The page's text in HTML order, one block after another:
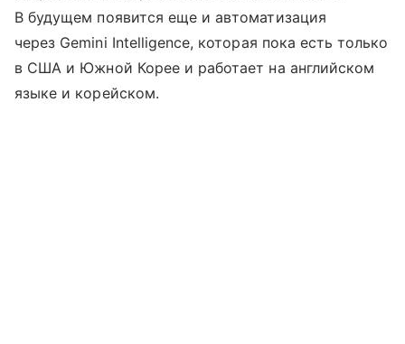
В будущем появится еще и автоматизация
через Gemini Intelligence, которая пока есть только
в США и Южной Корее и работает на английском
языке и корейском.